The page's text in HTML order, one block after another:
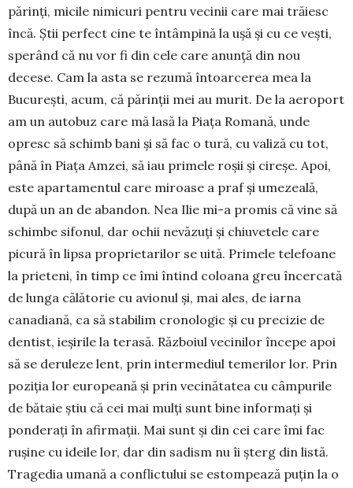
părinți, micile nimicuri pentru vecinii care mai trăiesc
încă. Știi perfect cine te întâmpină la ușă și cu ce vești,
sperând că nu vor fi din cele care anunță din nou
decese. Cam la asta se rezumă întoarcerea mea la
București, acum, că părinții mei au murit. De la ae­roport
am un autobuz care mă lasă la Piața Romană, unde
opresc să schimb bani și să fac o tură, cu valiză cu tot,
până în Piața Amzei, să iau primele roșii și ci­reșe. Apoi,
este apartamentul care mi­roase a praf și umezeală,
după un an de aban­don. Nea Ilie mi-a promis că vine să
schimbe si­fonul, dar ochii nevăzuți și chiuvetele care
picură în lipsa proprietarilor se uită. Primele telefoane
la prieteni, în timp ce îmi întind coloana greu încercată
de lunga călătorie cu avionul și, mai ales, de iarna
canadiană, ca să stabilim cronologic și cu precizie de
dentist, ieșirile la terasă. Războiul vecinilor în­cepe apoi
să se deruleze lent, prin intermediul teme­rilor lor. Prin
poziția lor europeană și prin vecină­tatea cu câmpurile
de bătaie știu că cei mai mulți sunt bine informați și
ponderați în afirmații. Mai sunt și din cei care îmi fac
rușine cu ideile lor, dar din sadism nu îi șterg din listă.
Tragedia umană a conflictului se estompează puțin la o